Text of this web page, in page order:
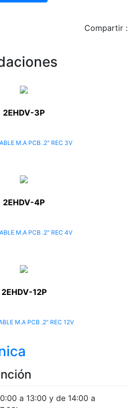
Compartir :
2EHDV-3P
M.A PCB .2" REC 3V
2EHDV-4P
M.A PCB .2" REC 4V
2EHDV-12P
M.A PCB .2" REC 12V
a 13:00 y de 14:00 a